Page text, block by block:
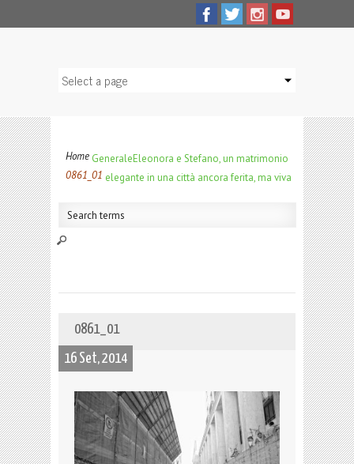
Home GeneraleEleonora e Stefano, un matrimonio
elegante in una città ancora ferita, ma viva
0861_01
0861_01
16 Set, 2014